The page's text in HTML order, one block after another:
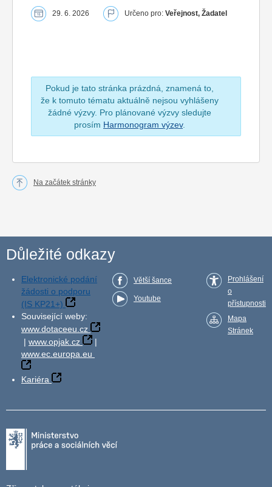
29. 6. 2026 Určeno pro: Veřejnost, Žadatel
Pokud je tato stránka prázdná, znamená to,
že k tomuto tématu aktuálně nejsou vyhlášeny
žádné výzvy. Pro plánované výzvy sledujte
prosím Harmonogram výzev.
Na začátek stránky
Důležité odkazy
Elektronické podání
žádosti o podporu
(IS KP21+)
Související weby:
www.dotaceeu.cz
| www.opjak.cz
|
www.ec.europa.eu
Kariéra
Větší šance
Youtube
Prohlášení
o
přístupnosti
Mapa
Stránek